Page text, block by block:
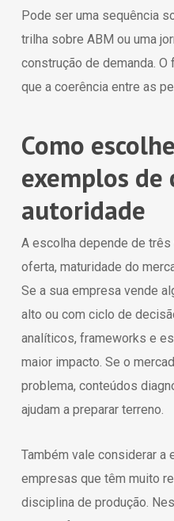
Pode ser uma sequência
trilha sobre ABM ou uma
construção de demanda.
que a coerência entre as
Como
exemplos de
autoridade
A escolha depende de
oferta, maturidade do
Se a sua empresa vende
alto ou com ciclo de
analíticos, frameworks e
maior impacto. Se o
problema, conteúdos
ajudam a preparar terreno.
Também vale considerar a
empresas que têm muito
disciplina de produção.